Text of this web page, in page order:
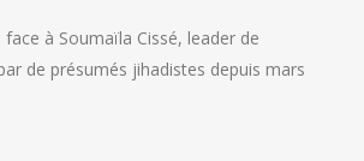
à Soumaïla Cissé, leader de
de présumés jihadistes depuis mars